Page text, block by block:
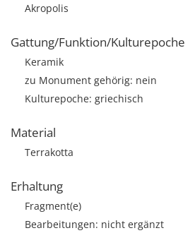
Akropolis
Gattung/Funktion/Kulturepoche
Keramik
zu Monument gehörig: nein
Kulturepoche: griechisch
Material
Terrakotta
Erhaltung
Fragment(e)
Bearbeitungen: nicht ergänzt